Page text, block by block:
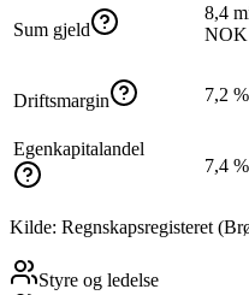
Sum gjeld
8,4
NOK
Driftsmargin 7,2 %
Egenkapitalandel
7,4 %
Kilde: Regnskapsregisteret
Styre og ledelse